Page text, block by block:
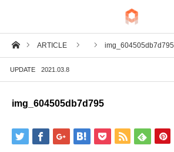
ホームARTICLE img_604505db7d795
UPDATE 2021.03.8
img_604505db7d795
BIM
IoT